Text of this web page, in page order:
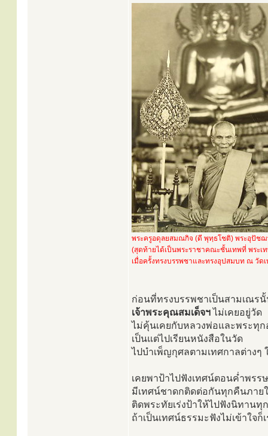
พระครูอดุลยสมณกิจ (ดี พุทฺธโชติ) พระอุปัชฌ
(สุดท้ายได้เป็นพระราชาคณะชั้นเทพที่ พระเ
เมื่อครั้งทรงบรรพชาและทรงอุปสมบท ณ วัด
ก่อนที่ทรงบรรพชาเป็นสามเณร
เจ้าพระคุณสมเด็จฯไม่เคยอยู่วัด
ไม่คุ้นเคยกับหลวงพ่อและพระทุก
เป็นแต่ไปเรียนหนังสือในวัด
ไปบำเพ็ญกุศลตามเทศกาลต่างๆ
เคยพาป้าไปฟังเทศน์ตอนค่ำพรร
มีเทศน์ชาดกติดต่อกันทุกคืนภาย
ติดพระทัยเร่งป้าให้ไปฟังนิทานทุ
ถ้าเป็นเทศน์ธรรมะฟังไม่เข้าใจก็